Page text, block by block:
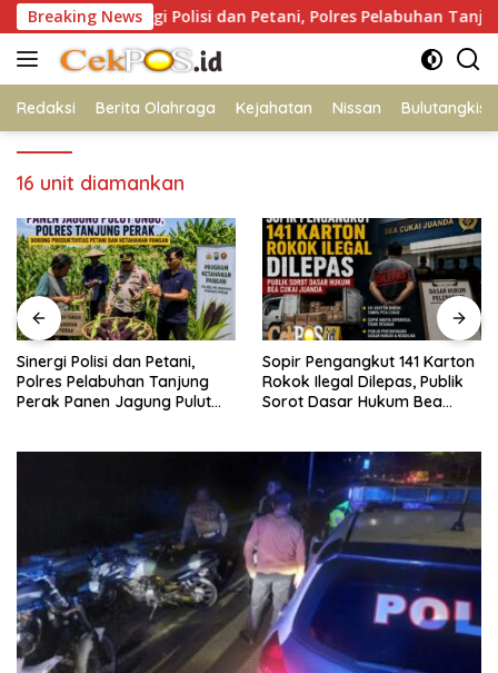
Langsung
ke
konten
Breaking News
Sinergi Polisi dan Petani, Polres Pelabuhan Tanjung
Redaksi Berita Olahraga Kejahatan Nissan Bulutangkis
16 unit diamankan
Petani,
Tanjung
Pulut
Sopir Pengangkut 141 Karton
Rokok Ilegal Dilepas, Publik
Sorot Dasar Hukum Bea
Sambut HUT
RI ke-81,
Hadirkan